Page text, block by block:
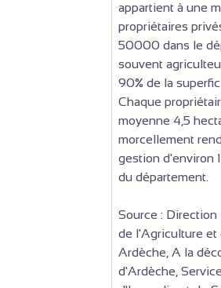
appartient à une
propriétaires
50000 dans le
souvent
90% de la
Chaque
moyenne 4,5
morcellement
gestion d'environ
du département.
Source :
de l'Agriculture et
Ardèche, A la
d'Ardèche,